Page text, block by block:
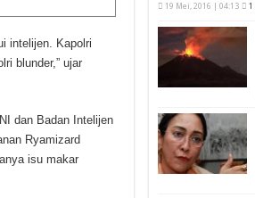
intelijen. Kapolri
blunder,” ujar
dan Badan Intelijen
Ryamizard
isu makar
19 Mei, 2016 | 04:13 1